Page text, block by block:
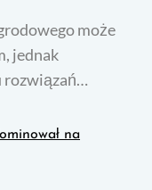
może
jednak
rozwiązań…
na